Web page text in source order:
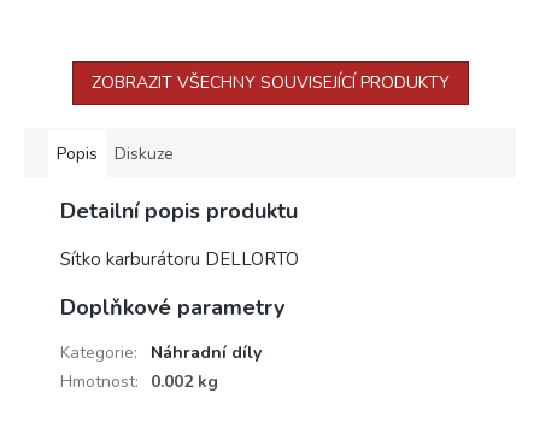
ZOBRAZIT VŠECHNY SOUVISEJÍCÍ PRODUKTY
Popis Diskuze
Detailní popis produktu
Sítko karburátoru DELLORTO
Doplňkové parametry
Kategorie:
Náhradní díly
Hmotnost: 0.002 kg